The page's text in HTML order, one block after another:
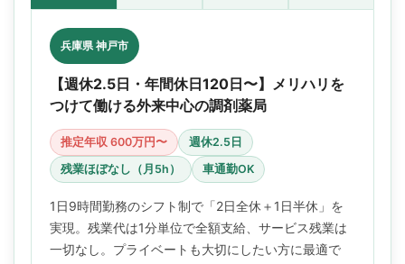
兵庫県 神戸市
【週休2.5日・年間休日120日〜】メリハリを
つけて働ける外来中心の調剤薬局
推定年収 600万円〜
週休2.5日
残業ほぼなし（月5h）
車通勤OK
1日9時間勤務のシフト制で「2日全休＋1日半休」を
実現。残業代は1分単位で全額支給、サービス残業は
一切なし。プライベートも大切にしたい方に最適で